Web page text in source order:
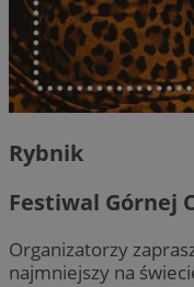
Rybnik
Festiwal Górnej
Organizatorzy
najmniejszy na